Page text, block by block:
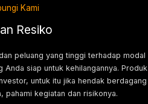
Kami
Resiko
peluang yang tinggi terhadap modal
Anda siap untuk kehilangannya. Produk
untuk itu jika hendak berdagang
pahami kegiatan dan risikonya.